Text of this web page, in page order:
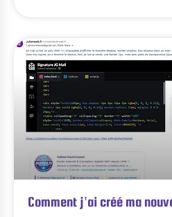
Comment j’ai créé ma